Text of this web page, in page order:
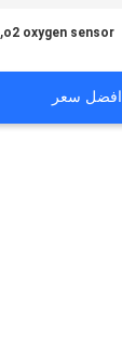
o2 oxygen sensor
,
افضل سعر